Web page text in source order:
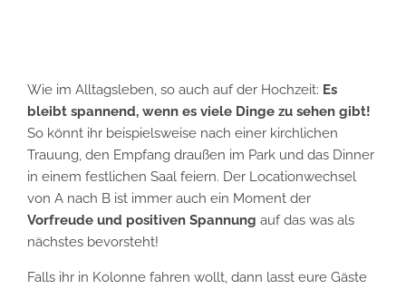
Wie im Alltagsleben, so auch auf der Hochzeit: Es
bleibt spannend, wenn es viele Dinge zu sehen gibt!
So könnt ihr beispielsweise nach einer kirchlichen
Trauung, den Empfang draußen im Park und das Dinner
in einem festlichen Saal feiern. Der Locationwechsel
von A nach B ist immer auch ein Moment der
Vorfreude und positiven Spannung auf das was als
nächstes bevorsteht!
Falls ihr in Kolonne fahren wollt, dann lasst eure Gäste